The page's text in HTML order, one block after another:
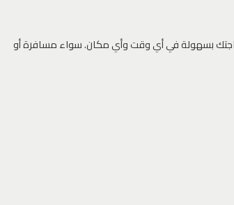
بسهولة في أي وقت وأي مكان. سواء مسافرة أو